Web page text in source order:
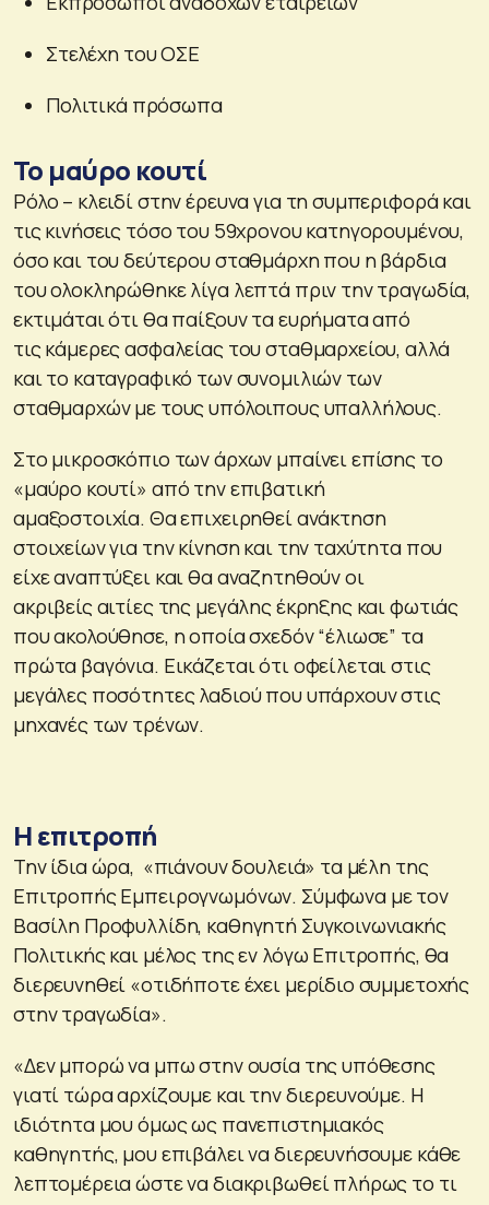
Στελέχη του ΟΣΕ
Πολιτικά πρόσωπα
Το μαύρο κουτί
Ρόλο – κλειδί στην έρευνα για τη συμπεριφορά και
τις κινήσεις τόσο του 59χρονου κατηγορουμένου,
όσο και του δεύτερου σταθμάρχη που η βάρδια
του ολοκληρώθηκε λίγα λεπτά πριν την τραγωδία,
εκτιμάται ότι θα παίξουν τα ευρήματα από
τις κάμερες ασφαλείας του σταθμαρχείου, αλλά
και το καταγραφικό των συνομιλιών των
σταθμαρχών με τους υπόλοιπους υπαλλήλους.
Στο μικροσκόπιο των άρχων μπαίνει επίσης το
«μαύρο κουτί» από την επιβατική
αμαξοστοιχία. Θα επιχειρηθεί ανάκτηση
στοιχείων για την κίνηση και την ταχύτητα που
είχε αναπτύξει και θα αναζητηθούν οι
ακριβείς αιτίες της μεγάλης έκρηξης και φωτιάς
που ακολούθησε, η οποία σχεδόν “έλιωσε” τα
πρώτα βαγόνια. Εικάζεται ότι οφείλεται στις
μεγάλες ποσότητες λαδιού που υπάρχουν στις
μηχανές των τρένων.
Η επιτροπή
Την ίδια ώρα, «πιάνουν δουλειά» τα μέλη της
Επιτροπής Εμπειρογνωμόνων. Σύμφωνα με τον
Βασίλη Προφυλλίδη, καθηγητή Συγκοινωνιακής
Πολιτικής και μέλος της εν λόγω Επιτροπής, θα
διερευνηθεί «οτιδήποτε έχει μερίδιο συμμετοχής
στην τραγωδία».
«Δεν μπορώ να μπω στην ουσία της υπόθεσης
γιατί τώρα αρχίζουμε και την διερευνούμε. Η
ιδιότητα μου όμως ως πανεπιστημιακός
καθηγητής, μου επιβάλει να διερευνήσουμε κάθε
λεπτομέρεια ώστε να διακριβωθεί πλήρως το τι